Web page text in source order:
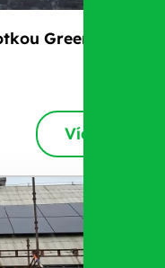
GreenBox
Více